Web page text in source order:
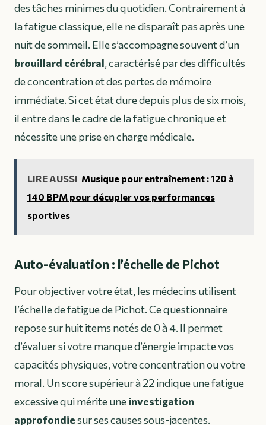
des tâches minimes du quotidien. Contrairement à
la fatigue classique, elle ne disparaît pas après une
nuit de sommeil. Elle s’accompagne souvent d’un
brouillard cérébral, caractérisé par des difficultés
de concentration et des pertes de mémoire
immédiate. Si cet état dure depuis plus de six mois,
il entre dans le cadre de la fatigue chronique et
nécessite une prise en charge médicale.
LIRE AUSSI Musique pour entraînement : 120 à
140 BPM pour décupler vos performances
sportives
Auto-évaluation : l’échelle de Pichot
Pour objectiver votre état, les médecins utilisent
l’échelle de fatigue de Pichot. Ce questionnaire
repose sur huit items notés de 0 à 4. Il permet
d’évaluer si votre manque d’énergie impacte vos
capacités physiques, votre concentration ou votre
moral. Un score supérieur à 22 indique une fatigue
excessive qui mérite uneinvestigation
approfondiesur ses causes sous-jacentes.